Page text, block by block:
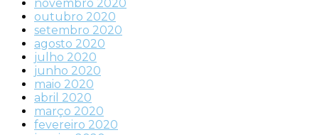
novembro 2020
outubro 2020
setembro 2020
agosto 2020
julho 2020
junho 2020
maio 2020
abril 2020
março 2020
fevereiro 2020